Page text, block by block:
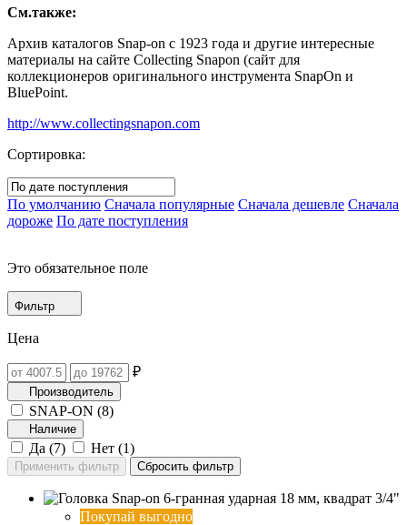
См.также:
Архив каталогов Snap-on с 1923 года и другие интересные
материалы на сайте Collecting Snapon (сайт для
коллекционеров оригинального инструмента SnapOn и
BluePoint.
http://www.collectingsnapon.com
Сортировка:
По умолчанию Сначала популярные Сначала дешевле Сначала
дороже По дате поступления
Это обязательное поле
Фильтр
Цена
₽
Производитель
SNAP-ON (8)
Наличие
Да (7) Нет (1)
Покупай выгодно